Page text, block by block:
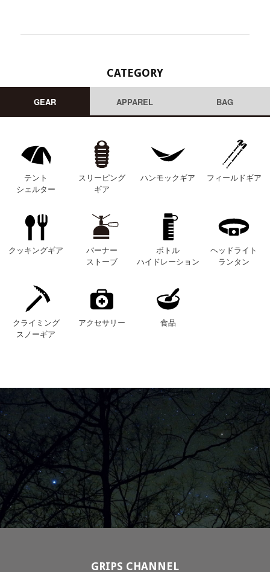
CATEGORY
GEAR APPAREL BAG
テント
シェルター
スリーピング
ギア
ハンモックギア フィールドギア
クッキングギア
バーナー
ストーブ
ボトル
ハイドレーション
ヘッドライト
ランタン
クライミング
スノーギア
アクセサリー 食品
GRIPS CHANNEL